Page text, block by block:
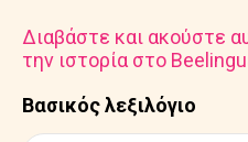
Βασικός λεξιλόγιο
Διαβάστε και ακούστε
την ιστορία στο